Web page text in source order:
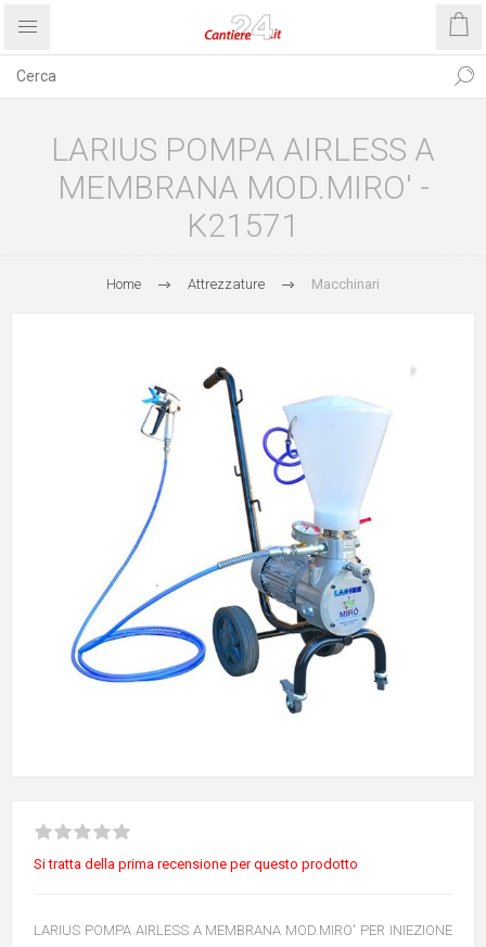
LARIUS POMPA AIRLESS A
MEMBRANA MOD.MIRO' -
K21571
Home Attrezzature Macchinari
Si tratta della prima recensione per questo prodotto
LARIUS POMPA AIRLESS A MEMBRANA MOD.MIRO' PER INIEZIONE